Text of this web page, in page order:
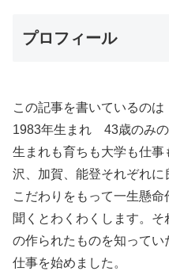
プロフィール
この記事を書いているのは
1983年生まれ 43歳のみの
生まれも育ちも大学も仕
沢、加賀、能登それぞれに
こだわりをもって一生懸
聞くとわくわくします。
の作られたものを知って
仕事を始めました。